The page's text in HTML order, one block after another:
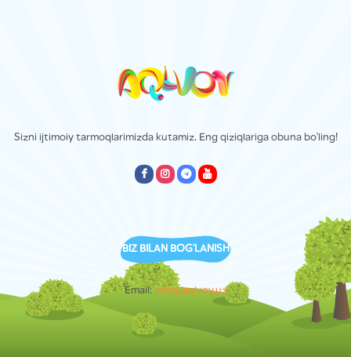
Sizni ijtimoiy tarmoqlarimizda kutamiz. Eng qiziqlariga obuna bo'ling!
emptyemptyemptyempty
BIZ BILAN BOG'LANISH
Email: info@aqlvoy.uz